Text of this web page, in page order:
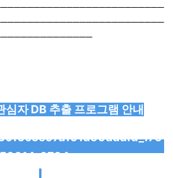
심자 DB 추출 프로그램 안내